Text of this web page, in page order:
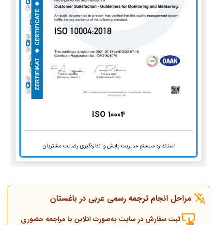
ISO 10004
استاندارد سیستم مدیریت پایش و اندازه‌گیری رضایت مشتریان
مراحل انجام ترجمه رسمی عربی در باغستان
ثبت سفارش در سایت به‌صورت آنلاین یا مراجعه حضوری